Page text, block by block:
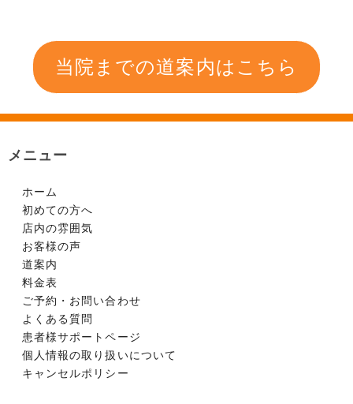
当院までの道案内はこちら
メニュー
ホーム
初めての方へ
店内の雰囲気
お客様の声
道案内
料金表
ご予約・お問い合わせ
よくある質問
患者様サポートページ
個人情報の取り扱いについて
キャンセルポリシー